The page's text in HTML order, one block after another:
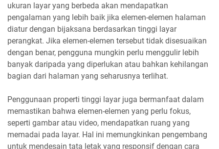
ukuran layar yang berbeda akan mendapatkan
pengalaman yang lebih baik jika elemen-elemen halaman
diatur dengan bijaksana berdasarkan tinggi layar
perangkat. Jika elemen-elemen tersebut tidak disesuaikan
dengan benar, pengguna mungkin perlu menggulir lebih
banyak daripada yang diperlukan atau bahkan kehilangan
bagian dari halaman yang seharusnya terlihat.
Penggunaan properti tinggi layar juga bermanfaat dalam
memastikan bahwa elemen-elemen yang perlu fokus,
seperti gambar atau video, mendapatkan ruang yang
memadai pada layar. Hal ini memungkinkan pengembang
untuk mendesain tata letak yang responsif dengan cara